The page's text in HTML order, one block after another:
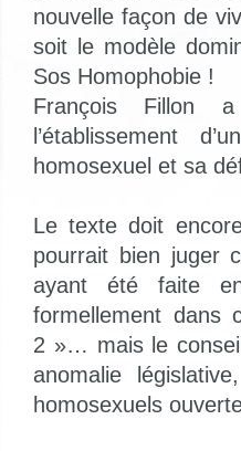
nouvelle façon de
soit le modèle
Sos Homophobie !
François Fillon
l’établissement
homosexuel et sa
Le texte doit
pourrait bien juger
ayant été faite
formellement
2 »… mais le
anomalie
homosexuels